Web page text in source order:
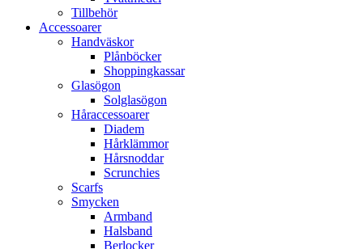
Tillbehör
Accessoarer
Handväskor
Plånböcker
Shoppingkassar
Glasögon
Solglasögon
Håraccessoarer
Diadem
Hårklämmor
Hårsnoddar
Scrunchies
Scarfs
Smycken
Armband
Halsband
Berlocker